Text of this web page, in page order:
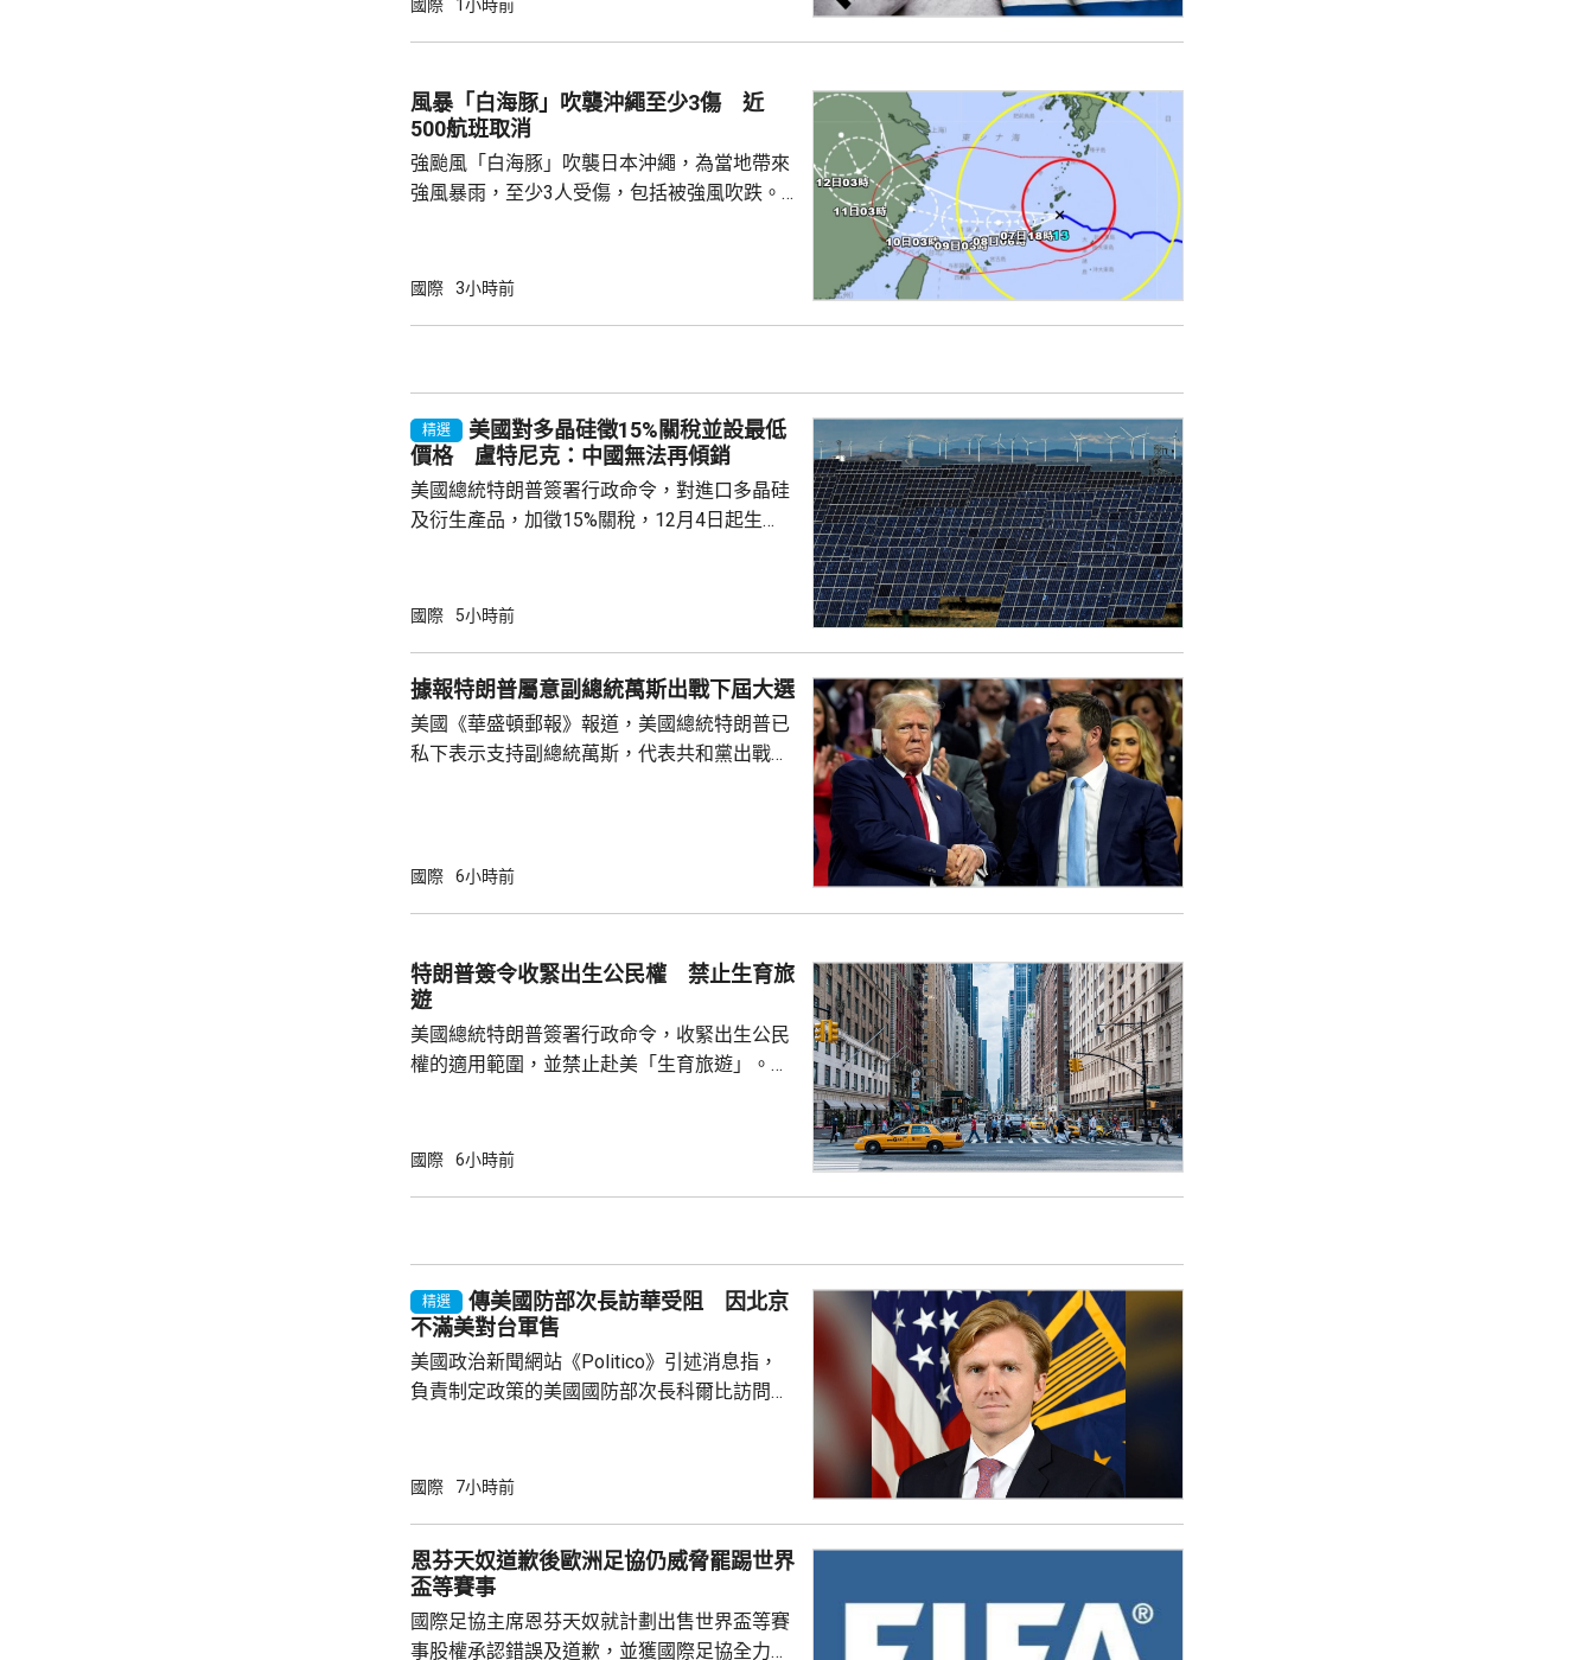
隊已在江華島、西部島嶼和沿海地區，展開搜
尋行動，亦晝夜巡查港口、碼頭和海灘等重點
國際 1小時前
風暴「白海豚」吹襲沖繩至少3傷 近
500航班取消
強颱風「白海豚」吹襲日本沖繩，為當地帶來
強風暴雨，至少3人受傷，包括被強風吹跌。
機取消。沖繩各地實施交通管制，高速公路雙
里，風力足以導致房屋倒塌。氣象廳預計，沖
繩本島和奄美群島未來一日將受...
國際 3小時前
精選
美國對多晶硅徵15%關稅並設最低
價格 盧特尼克：中國無法再傾銷
美國總統特朗普簽署行政命令，對進口多晶硅
及衍生產品，加徵15%關稅，12月4日起生
產品設定最低價格，其中多晶硅每公斤21美
商務部制定計劃，若企業承諾在美國建設、翻
新或擴建多晶硅、晶圓或太陽能電池等生產設
施，並在2029年1月20日前...
國際 5小時前
據報特朗普屬意副總統萬斯出戰下屆大選
美國《華盛頓郵報》報道，美國總統特朗普已
私下表示支持副總統萬斯，代表共和黨出戰
朗普的顧問形容，特朗普已私下認定由萬斯
同時引述接近特朗普圈子的盟友指，特朗普的
性格反覆多變，會對不同人說不同的話，支...
國際 6小時前
特朗普簽令收緊出生公民權 禁止生育旅
遊
美國總統特朗普簽署行政命令，收緊出生公民
權的適用範圍，並禁止赴美「生育旅遊」。行
會自動獲得美國公民身份。華府亦禁止透過赴
可能有數十萬人透過有關制度讓子女取得美國
公民身份，因此華府要推出新的限制。 ...
國際 6小時前
精選
傳美國防部次長訪華受阻 因北京
不滿美對台軍售
美國政治新聞網站《Politico》引述消息指，
負責制定政策的美國國防部次長科爾比訪問中
售案。 報道指，科爾比認為美中關係過去一年
訪問中國有助穩定兩國關係，他最近數月一直
爭取中方的訪問邀請，並在中國國防大學發表
演講，要求國防部官員與北...
國際 7小時前
恩芬天奴道歉後歐洲足協仍威脅罷踢世界
盃等賽事
國際足協主席恩芬天奴就計劃出售世界盃等賽
事股權承認錯誤及道歉，並獲國際足協全力支